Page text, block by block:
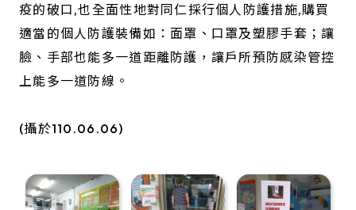
疫的破口,也全面性地對同仁採行個人防護措施,購買
適當的個人防護裝備如：面罩、口罩及塑膠手套；讓
臉、手部也能多一道距離防護，讓戶所預防感染管控
上能多一道防線。
(攝於110.06.06)